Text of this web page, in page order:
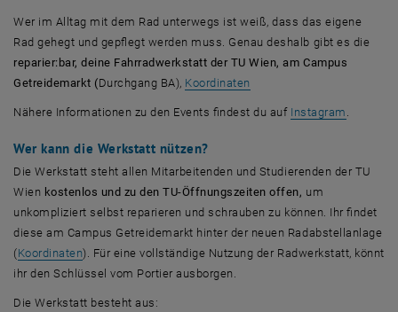
Wer im Alltag mit dem Rad unterwegs ist weiß, dass das eigene
Rad gehegt und gepflegt werden muss. Genau deshalb gibt es die
reparier:bar, deine Fahrradwerkstatt der TU Wien, am Campus
Getreidemarkt (Durchgang BA), Koordinaten
Nähere Informationen zu den Events findest du auf Instagram .
Wer kann die Werkstatt nützen?
Die Werkstatt steht allen Mitarbeitenden und Studierenden der TU
Wien kostenlos und zu den TU-Öffnungszeiten offen, um
unkompliziert selbst reparieren und schrauben zu können. Ihr findet
diese am Campus Getreidemarkt hinter der neuen Radabstellanlage
(Koordinaten, öffnet eine externe URL in einem neuen Fenster
). Für eine vollständige Nutzung der Radwerkstatt, könnt
ihr den Schlüssel vom Portier ausborgen.
Die Werkstatt besteht aus: